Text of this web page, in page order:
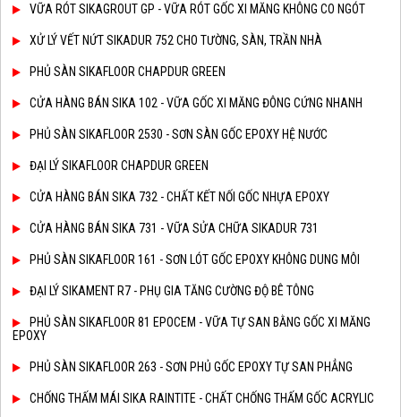
VỮA RÓT SIKAGROUT GP - VỮA RÓT GỐC XI MĂNG KHÔNG CO NGÓT
XỬ LÝ VẾT NỨT SIKADUR 752 CHO TƯỜNG, SÀN, TRẦN NHÀ
PHỦ SÀN SIKAFLOOR CHAPDUR GREEN
CỬA HÀNG BÁN SIKA 102 - VỮA GỐC XI MĂNG ĐÔNG CỨNG NHANH
PHỦ SÀN SIKAFLOOR 2530 - SƠN SÀN GỐC EPOXY HỆ NƯỚC
ĐẠI LÝ SIKAFLOOR CHAPDUR GREEN
CỬA HÀNG BÁN SIKA 732 - CHẤT KẾT NỐI GỐC NHỰA EPOXY
CỬA HÀNG BÁN SIKA 731 - VỮA SỬA CHỮA SIKADUR 731
PHỦ SÀN SIKAFLOOR 161 - SƠN LÓT GỐC EPOXY KHÔNG DUNG MÔI
ĐẠI LÝ SIKAMENT R7 - PHỤ GIA TĂNG CƯỜNG ĐỘ BÊ TÔNG
PHỦ SÀN SIKAFLOOR 81 EPOCEM - VỮA TỰ SAN BẰNG GỐC XI MĂNG
EPOXY
PHỦ SÀN SIKAFLOOR 263 - SƠN PHỦ GỐC EPOXY TỰ SAN PHẲNG
CHỐNG THẤM MÁI SIKA RAINTITE - CHẤT CHỐNG THẤM GỐC ACRYLIC